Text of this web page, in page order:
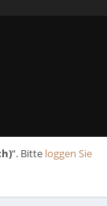
“. Bitte loggen Sie